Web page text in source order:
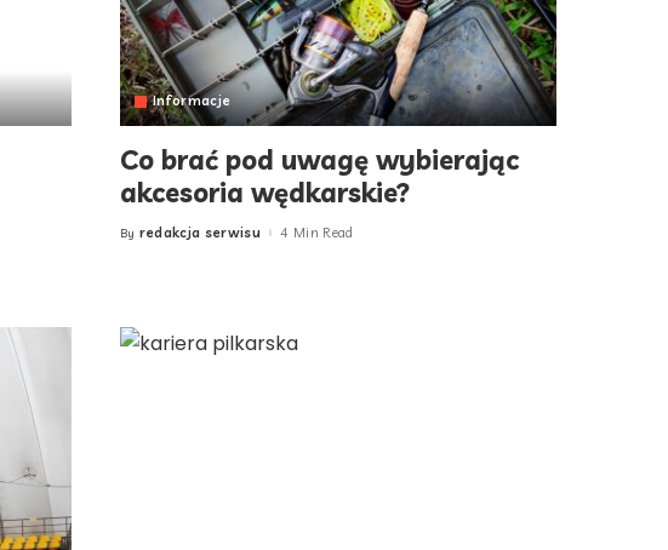
Informacje
Co brać pod uwagę wybierając
akcesoria wędkarskie?
Posted
By redakcja serwisu 4 Min Read